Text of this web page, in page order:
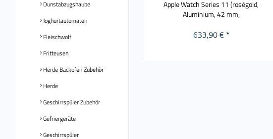
Dunstabzugshaube
Joghurtautomaten
Fleischwolf
Fritteusen
Herde Backofen Zubehör
Herde
Geschirrspüler Zubehör
Gefriergeräte
Geschirrspüler
Apple Watch Series 11 (roségold,
Aluminium, 42 mm,
633,90 € *